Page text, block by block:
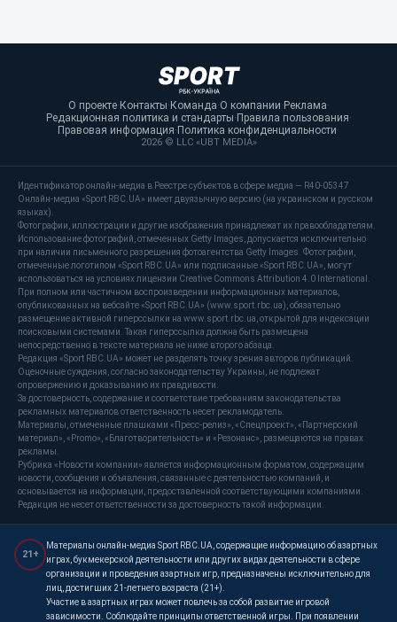
О проекте·Контакты·Команда·О компании·Реклама·
Редакционная политика и стандарты·Правила пользования·
Правовая информация·Политика конфиденциальности·
2026 © LLC «UBT MEDIA»
Идентификатор онлайн-медиа в Реестре субъектов в сфере медиа — R40-05347
Онлайн-медиа «Sport RBC.UA» имеет двуязычную версию (на украинском и русском
языках).
Фотографии, иллюстрации и другие изображения принадлежат их правообладателям.
Использование фотографий, отмеченных Getty Images, допускается исключительно
при наличии письменного разрешения фотоагентства Getty Images. Фотографии,
отмеченные логотипом «Sport RBC.UA» или подписанные «Sport RBC.UA», могут
использоваться на условиях лицензии Creative Commons Attribution 4.0 International.
При полном или частичном воспроизведении информационных материалов,
опубликованных на вебсайте «Sport RBC.UA» (www.sport.rbc.ua), обязательно
размещение активной гиперссылки на www.sport.rbc.ua, открытой для индексации
поисковыми системами. Такая гиперссылка должна быть размещена
непосредственно в тексте материала не ниже второго абзаца.
Редакция «Sport RBC.UA» может не разделять точку зрения авторов публикаций.
Оценочные суждения, согласно законодательству Украины, не подлежат
опровержению и доказыванию их правдивости.
За достоверность, содержание и соответствие требованиям законодательства
рекламных материалов ответственность несет рекламодатель.
Материалы, отмеченные плашками «Пресс-релиз», «Спецпроект», «Партнерский
материал», «Promo», «Благотворительность» и «Резонанс», размещаются на правах
рекламы.
Рубрика «Новости компании» является информационным форматом, содержащим
новости, сообщения и объявления, связанные с деятельностью компаний, и
основывается на информации, предоставленной соответствующими компаниями.
Редакция не несет ответственности за достоверность такой информации.
21+
Материалы онлайн-медиа Sport RBC.UA, содержащие информацию об азартных
играх, букмекерской деятельности или других видах деятельности в сфере
организации и проведения азартных игр, предназначены исключительно для
лиц, достигших 21-летнего возраста (21+).
Участие в азартных играх может повлечь за собой развитие игровой
зависимости. Соблюдайте принципы ответственной игры. При появлении